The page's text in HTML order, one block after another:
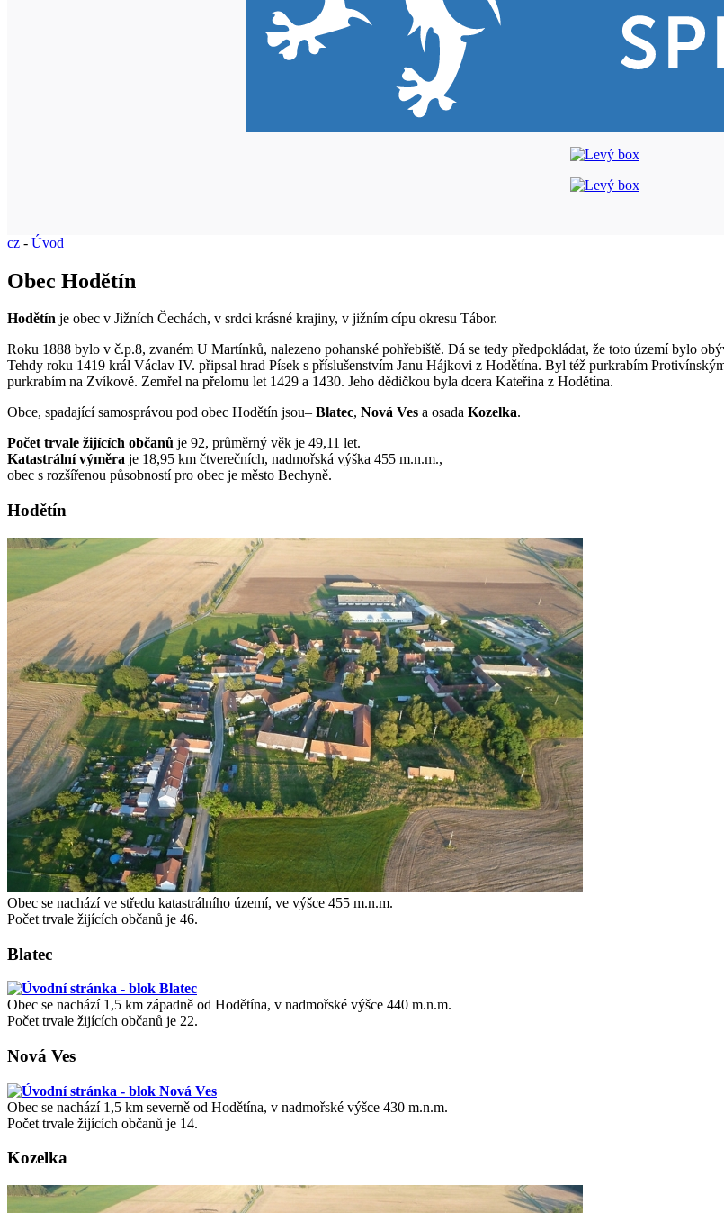
cz - Úvod
Obec Hodětín
Hodětín je obec v Jižních Čechách, v srdci krásné krajiny, v jižním cípu okresu Tábor.
Roku 1888 bylo v č.p.8, zvaném U Martínků, nalezeno pohanské pohřebiště. Dá se tedy předpokládat, že toto území bylo
Tehdy roku 1419 král Václav IV. připsal hrad Písek s příslušenstvím Janu Hájkovi z Hodětína. Byl též purkrabím
purkrabím na Zvíkově. Zemřel na přelomu let 1429 a 1430. Jeho dědičkou byla dcera Kateřina z Hodětína.
Obce, spadající samosprávou pod obec Hodětín jsou– Blatec, Nová Ves a osada Kozelka.
Počet trvale žijících občanů je 92, průměrný věk je 49,11 let.
Katastrální výměra je 18,95 km čtverečních, nadmořská výška 455 m.n.m.,
obec s rozšířenou působností pro obec je město Bechyně.
Hodětín
Obec se nachází ve středu katastrálního území, ve výšce 455 m.n.m.
Počet trvale žijících občanů je 46.
Blatec
Obec se nachází 1,5 km západně od Hodětína, v nadmořské výšce 440 m.n.m.
Počet trvale žijících občanů je 22.
Nová Ves
Obec se nachází 1,5 km severně od Hodětína, v nadmořské výšce 430 m.n.m.
Počet trvale žijících občanů je 14.
Kozelka